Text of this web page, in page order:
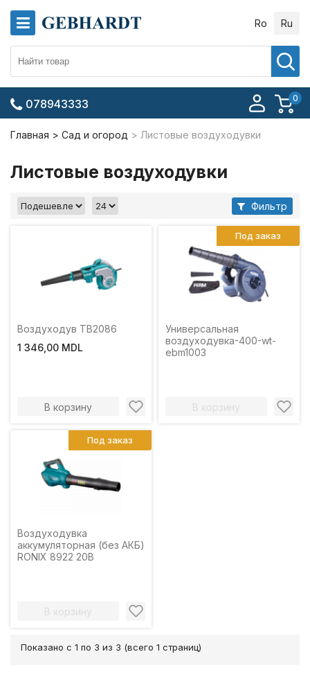
Ro Ru
0
078943333
Главная Сад и огород Листовые воздуходувки
Листовые воздуходувки
Фильтр
Воздуходув TB2086
1 346,00 MDL
В корзину
Универсальная
воздуходувка-400-wt-
ebm1003
В корзину
Под заказ
Воздуходувка
аккумуляторная (без АКБ)
RONIX 8922 20В
В корзину
Под заказ
Показано с 1 по 3 из 3 (всего 1 страниц)